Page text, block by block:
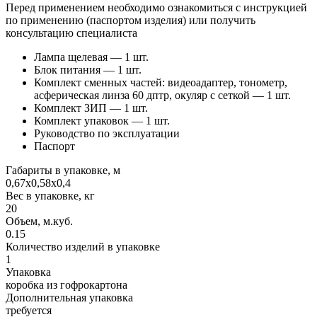
Перед применением необходимо ознакомиться с инструкцией
по применению (паспортом изделия) или получить
консультацию специалиста
Лампа щелевая — 1 шт.
Блок питания — 1 шт.
Комплект сменных частей: видеоадаптер, тонометр,
асферическая линза 60 дптр, окуляр с сеткой — 1 шт.
Комплект ЗИП — 1 шт.
Комплект упаковок — 1 шт.
Руководство по эксплуатации
Паспорт
Габариты в упаковке, м
0,67х0,58х0,4
Вес в упаковке, кг
20
Объем, м.куб.
0.15
Количество изделий в упаковке
1
Упаковка
коробка из гофрокартона
Дополнительная упаковка
требуется